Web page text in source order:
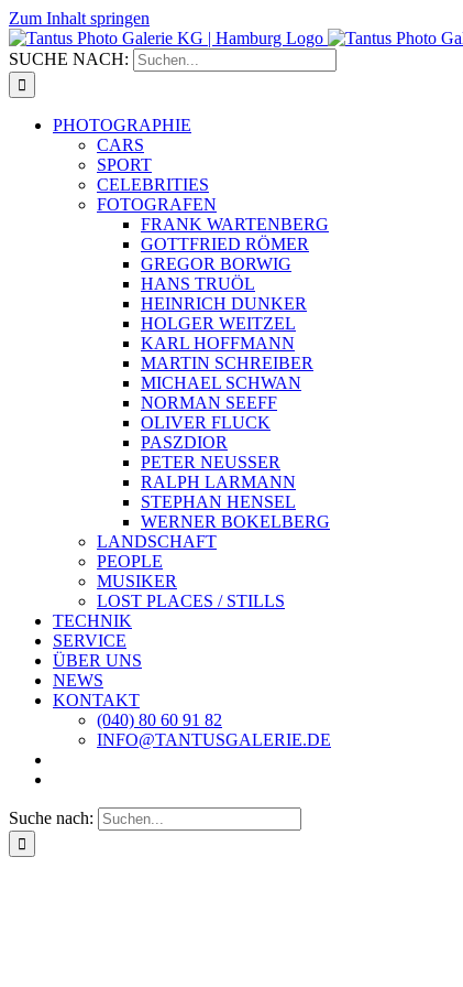
Zum Inhalt springen
SUCHE NACH:
PHOTOGRAPHIE
CARS
SPORT
CELEBRITIES
FOTOGRAFEN
FRANK WARTENBERG
GOTTFRIED RÖMER
GREGOR BORWIG
HANS TRUÖL
HEINRICH DUNKER
HOLGER WEITZEL
KARL HOFFMANN
MARTIN SCHREIBER
MICHAEL SCHWAN
NORMAN SEEFF
OLIVER FLUCK
PASZDIOR
PETER NEUSSER
RALPH LARMANN
STEPHAN HENSEL
WERNER BOKELBERG
LANDSCHAFT
PEOPLE
MUSIKER
LOST PLACES / STILLS
TECHNIK
SERVICE
ÜBER UNS
NEWS
KONTAKT
(040) 80 60 91 82
INFO@TANTUSGALERIE.DE
Suche nach: